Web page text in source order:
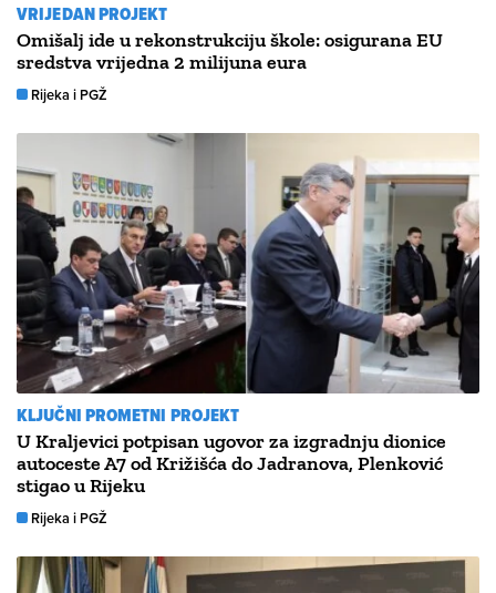
VRIJEDAN PROJEKT
Omišalj ide u rekonstrukciju škole: osigurana EU
sredstva vrijedna 2 milijuna eura
Rijeka i PGŽ
KLJUČNI PROMETNI PROJEKT
U Kraljevici potpisan ugovor za izgradnju dionice
autoceste A7 od Križišća do Jadranova, Plenković
stigao u Rijeku
Rijeka i PGŽ